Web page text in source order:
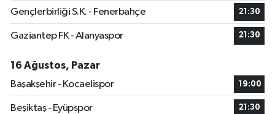
Gençlerbirliği S.K. - Fenerbahçe 21:30
Gaziantep FK - Alanyaspor 21:30
16 Ağustos, Pazar
Başakşehir - Kocaelispor
19:00
Beşiktaş - Eyüpspor 21:30